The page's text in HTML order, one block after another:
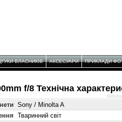
ВЛАСНИКІВ АКСЕСУАРИ ПРИКЛАДИ
f/8 Технічнa
Sony / Minolta A
Тваринний світ